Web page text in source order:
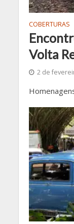
COBERTURAS
Volta
2 de